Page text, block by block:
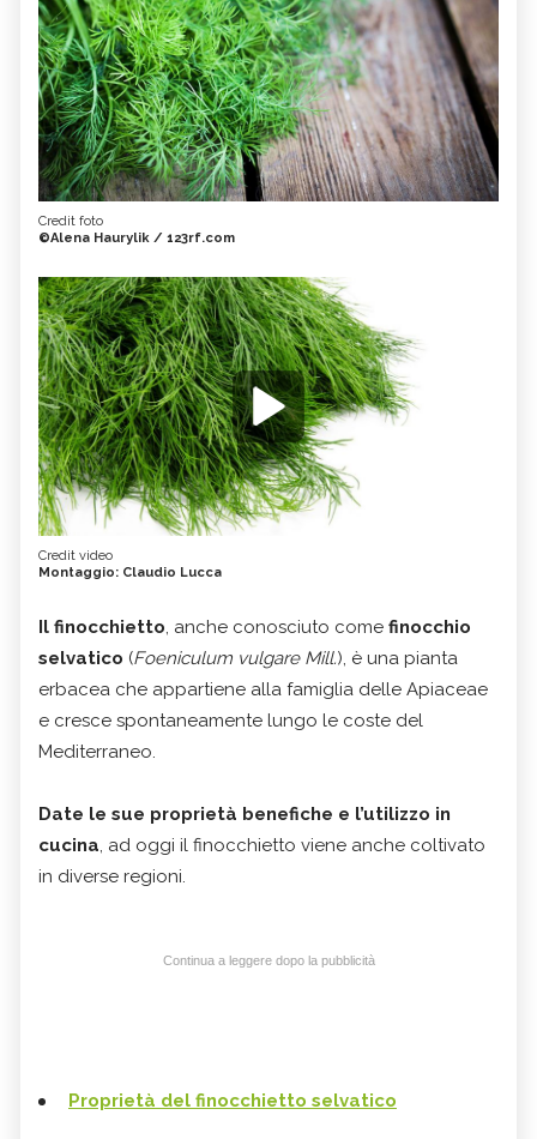
Credit foto
©Alena Haurylik / 123rf.com
Credit video
Montaggio: Claudio Lucca
Il finocchietto, anche conosciuto come finocchio
selvatico (Foeniculum vulgare Mill.), è una pianta
erbacea che appartiene alla famiglia delle Apiaceae
e cresce spontaneamente lungo le coste del
Mediterraneo.
Date le sue proprietà benefiche e l’utilizzo in
cucina, ad oggi il finocchietto viene anche coltivato
in diverse regioni.
Continua a leggere dopo la pubblicità
Proprietà del finocchietto selvatico